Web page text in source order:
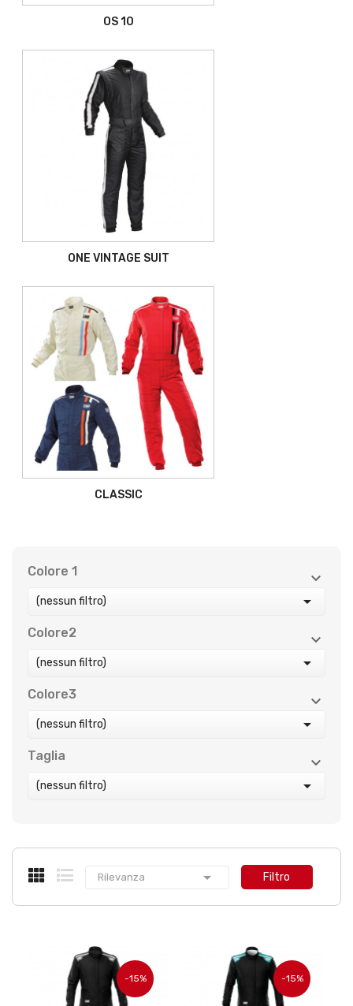
OS 10
ONE VINTAGE SUIT
CLASSIC
Colore 1


(nessun filtro) 
Colore2


(nessun filtro) 
Colore3


(nessun filtro) 
Taglia


(nessun filtro) 
Rilevanza  Filtro
-15% -15%